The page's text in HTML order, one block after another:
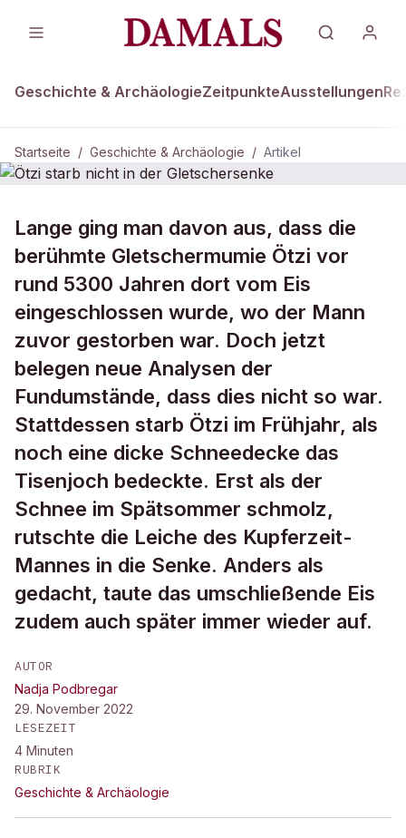
Geschichte & ArchäologieZeitpunkteAusstellungen
Startseite / Geschichte & Archäologie / Artikel
Ötzi starb nicht in der
Gletschersenke
Lange ging man davon aus, dass die
berühmte Gletschermumie Ötzi vor
rund 5300 Jahren dort vom Eis
eingeschlossen wurde, wo der Mann
zuvor gestorben war. Doch jetzt
belegen neue Analysen der
Fundumstände, dass dies nicht so war.
Stattdessen starb Ötzi im Frühjahr, als
noch eine dicke Schneedecke das
Tisenjoch bedeckte. Erst als der
Schnee im Spätsommer schmolz,
rutschte die Leiche des Kupferzeit-
Mannes in die Senke. Anders als
gedacht, taute das umschließende Eis
zudem auch später immer wieder auf.
AUTOR
Nadja Podbregar
29. November 2022
LESEZEIT
4 Minuten
RUBRIK
Geschichte & Archäologie